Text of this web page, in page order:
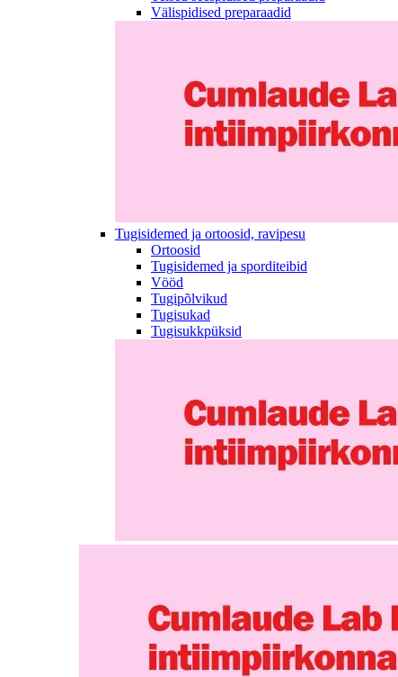
Välispidised preparaadid
Tugisidemed ja ortoosid, ravipesu
Ortoosid
Tugisidemed ja sporditeibid
Vööd
Tugipõlvikud
Tugisukad
Tugisukkpüksid